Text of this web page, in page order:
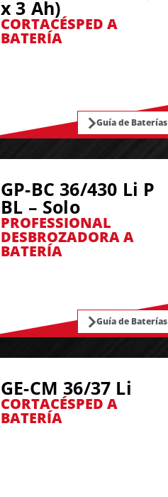
x 3 Ah)
CORTACÉSPED A
BATERÍA
Guía de Baterías
GP-BC 36/430 Li P
BL – Solo
PROFESSIONAL
DESBROZADORA A
BATERÍA
Guía de Baterías
GE-CM 36/37 Li
CORTACÉSPED A
BATERÍA